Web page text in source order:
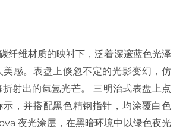
纤维材质的映衬下，泛着深邃蓝色光泽
美感。表盘上倏忽不定的光影变幻，仿
射出的氤氲光芒。 三明治式表盘上点
示，并搭配黑色精钢指针，均涂覆白色
夜光涂层，在黑暗环境中以绿色夜光